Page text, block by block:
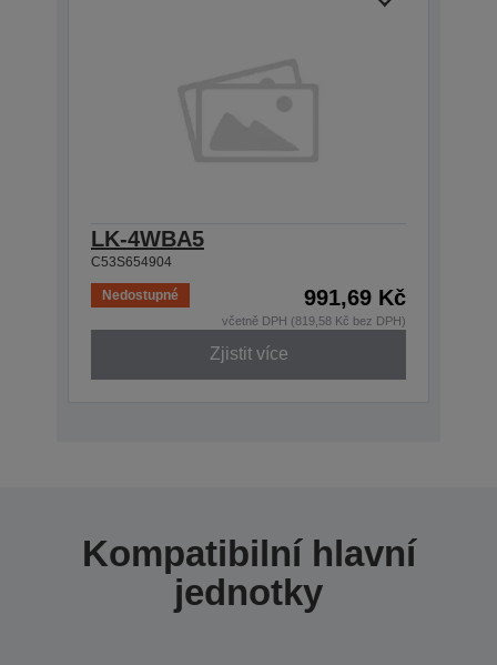
LK-4WBA5
C53S654904
Nedostupné 991,69 Kč
včetně DPH (819,58 Kč bez DPH)
Zjistit více
Kompatibilní hlavní
jednotky